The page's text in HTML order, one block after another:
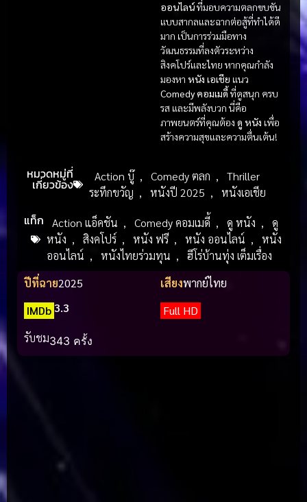
ออนไลน์ที่มอบความตลกขบขัน
แบบสากลและฉากต่อสู้ที่ทำได้ดี
มาก เป็นการร่วมมือทาง
วัฒนธรรมที่ลงตัวระหว่าง
สิงคโปร์และไทย หากคุณกำลัง
มองหา หนัง เอเชีย แนว
Comedy คอมเมดี้ ที่ดูสนุก ครบ
รส และมีพลังบวก นี่คือ
ภาพยนตร์ที่คุณต้อง ดู หนัง เพื่อ
สร้างความสุขและความตื่นเต้น!
หมวดหมู่ที่
เกี่ยวข้อง
Action บู๊ , Comedy ตลก ,
Thriller
ระทึกขวัญ , หนังปี 2025 , หนังเอเชีย
แท็ก Action แอ็คชัน , Comedy คอมเมดี้ , ดู หนัง ,
ดู
หนัง , สิงคโปร์ , หนัง ฟรี , หนัง ออนไลน์ ,
หนัง
ออนไลน์ , หนังไทยร่วมทุน ,
ฮีโร่บ้านทุ่ง เต็มเรื่อง
ปีที่ฉาย2025 เสียงพากย์ไทย
IMDb 3.3
Full HD
รับชม343 ครั้ง